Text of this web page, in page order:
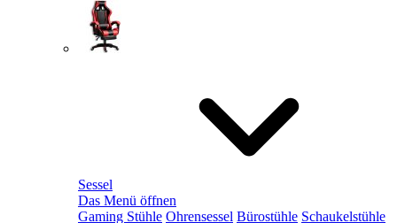
Sessel
Das Menü öffnen
Gaming Stühle Ohrensessel Bürostühle Schaukelstühle